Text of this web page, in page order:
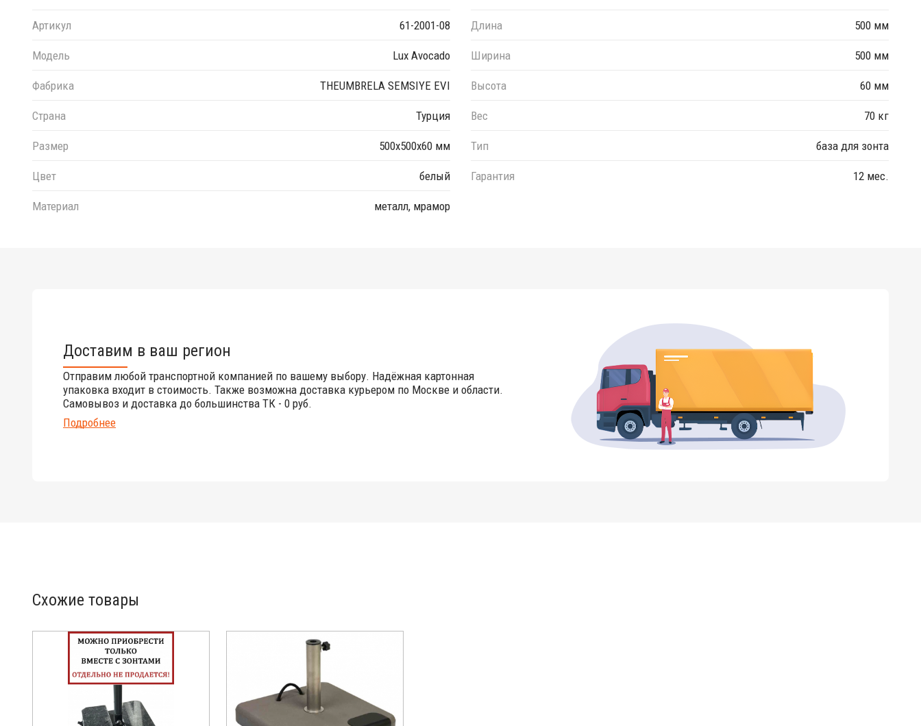
Артикул 61-2001-08
Модель Lux Avocado
Фабрика THEUMBRELA SEMSIYE EVI
Страна Турция
Размер 500х500х60 мм
Цвет белый
Материал металл, мрамор
Длина 500 мм
Ширина 500 мм
Высота 60 мм
Вес 70 кг
Тип база для зонта
Гарантия 12 мес.
Доставим в ваш регион
Отправим любой транспортной компанией по вашему выбору. Надёжная картонная
упаковка входит в стоимость. Также возможна доставка курьером по Москве и области.
Самовывоз и доставка до большинства ТК - 0 руб.
Подробнее
Схожие товары